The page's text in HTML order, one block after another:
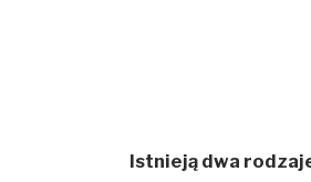
Istnieją dwa